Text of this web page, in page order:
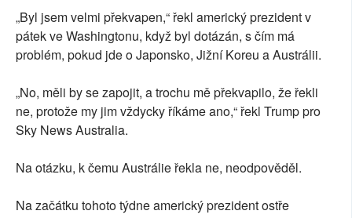
„Byl jsem velmi překvapen,“ řekl americký prezident v
pátek ve Washingtonu, když byl dotázán, s čím má
problém, pokud jde o Japonsko, Jižní Koreu a Austrálii.
„No, měli by se zapojit, a trochu mě překvapilo, že řekli
ne, protože my jim vždycky říkáme ano,“ řekl Trump pro
Sky News Australia.
Na otázku, k čemu Austrálie řekla ne, neodpověděl.
Na začátku tohoto týdne americký prezident ostře